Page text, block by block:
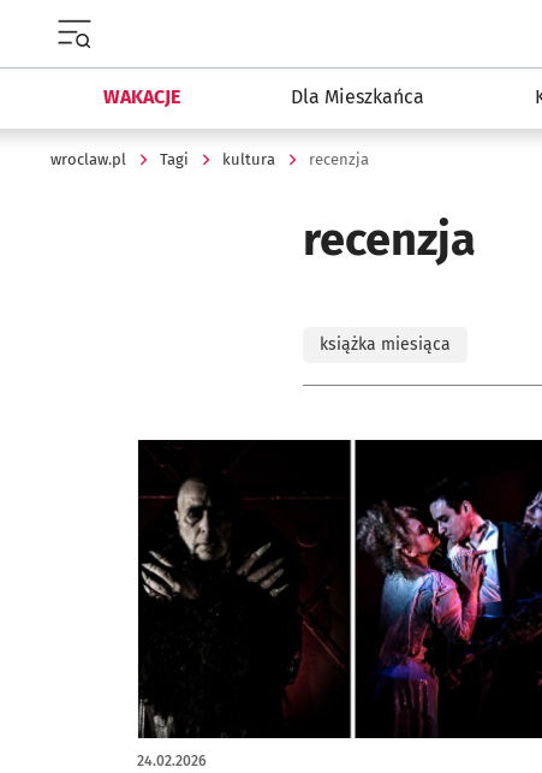
WAKACJE Dla Mieszkańca
wroclaw.pl Tagi kultura recenzja
recenzja
książka miesiąca
24.02.2026